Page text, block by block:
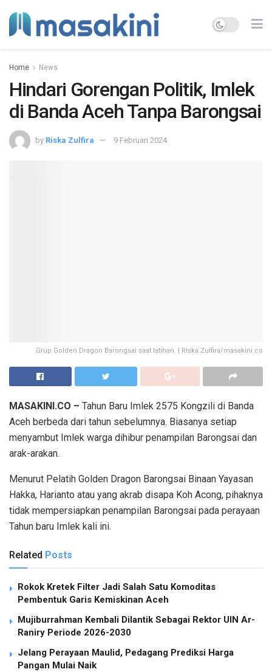
Home News
Hindari Gorengan Politik, Imlek
di Banda Aceh Tanpa Barongsai
by Riska Zulfira 9 Februari 2024
Grup Golden Dragon Barongsai saat latihan. | Riska Zulfira/masakini.co
MASAKINI.CO – Tahun Baru Imlek 2575 Kongzili di Banda
Aceh berbeda dari tahun sebelumnya. Biasanya setiap
menyambut Imlek warga dihibur penampilan Barongsai dan
arak-arakan.
Menurut Pelatih Golden Dragon Barongsai Binaan Yayasan
Hakka, Harianto atau yang akrab disapa Koh Acong, pihaknya
tidak mempersiapkan penampilan Barongsai pada perayaan
Tahun baru Imlek kali ini.
Related Posts
Rokok Kretek Filter Jadi Salah Satu Komoditas
Pembentuk Garis Kemiskinan Aceh
Mujiburrahman Kembali Dilantik Sebagai Rektor UIN Ar-
Raniry Periode 2026-2030
Jelang Perayaan Maulid, Pedagang Prediksi Harga
Pangan Mulai Naik